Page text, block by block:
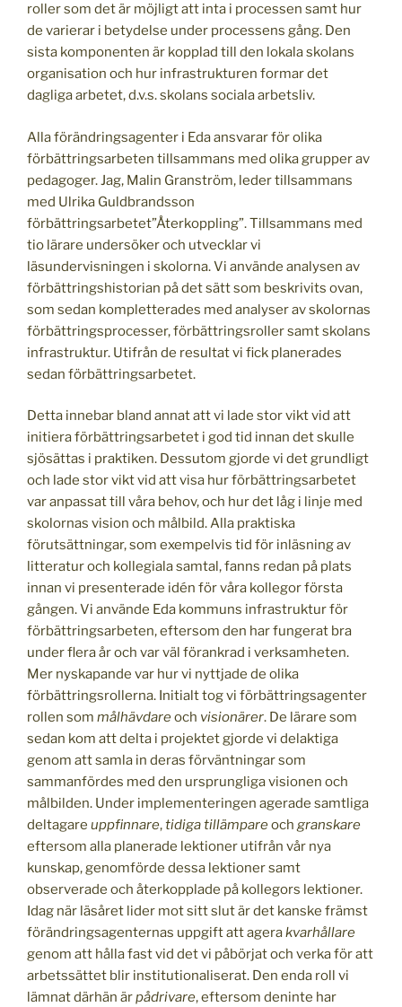
roller som det är möjligt att inta i processen samt hur
de varierar i betydelse under processens gång. Den
sista komponenten är kopplad till den lokala skolans
organisation och hur infrastrukturen formar det
dagliga arbetet, d.v.s. skolans sociala arbetsliv.
Alla förändringsagenter i Eda ansvarar för olika
förbättringsarbeten tillsammans med olika grupper av
pedagoger. Jag, Malin Granström, leder tillsammans
med Ulrika Guldbrandsson
förbättringsarbetet”Återkoppling”. Tillsammans med
tio lärare undersöker och utvecklar vi
läsundervisningen i skolorna. Vi använde analysen av
förbättringshistorian på det sätt som beskrivits ovan,
som sedan kompletterades med analyser av skolornas
förbättringsprocesser, förbättringsroller samt skolans
infrastruktur. Utifrån de resultat vi fick planerades
sedan förbättringsarbetet.
Detta innebar bland annat att vi lade stor vikt vid att
initiera förbättringsarbetet i god tid innan det skulle
sjösättas i praktiken. Dessutom gjorde vi det grundligt
och lade stor vikt vid att visa hur förbättringsarbetet
var anpassat till våra behov, och hur det låg i linje med
skolornas vision och målbild. Alla praktiska
förutsättningar, som exempelvis tid för inläsning av
litteratur och kollegiala samtal, fanns redan på plats
innan vi presenterade idén för våra kollegor första
gången. Vi använde Eda kommuns infrastruktur för
förbättringsarbeten, eftersom den har fungerat bra
under flera år och var väl förankrad i verksamheten.
Mer nyskapande var hur vi nyttjade de olika
förbättringsrollerna. Initialt tog vi förbättringsagenter
rollen som målhävdareoch visionärer. De lärare som
sedan kom att delta i projektet gjorde vi delaktiga
genom att samla in deras förväntningar som
sammanfördes med den ursprungliga visionen och
målbilden. Under implementeringen agerade samtliga
deltagare uppfinnare,tidiga tillämpareoch granskare
eftersom alla planerade lektioner utifrån vår nya
kunskap, genomförde dessa lektioner samt
observerade och återkopplade på kollegors lektioner.
Idag när läsåret lider mot sitt slut är det kanske främst
förändringsagenternas uppgift att agerakvarhållare
genom att hålla fast vid det vi påbörjat och verka för att
arbetssättet blir institutionaliserat. Den enda roll vi
lämnat därhän ärpådrivare, eftersom deninte har